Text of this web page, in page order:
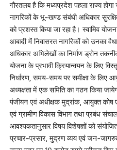
गौरतलब है कि मध्यप्रदेश पहला राज्य होगा
नागरिकों के भू-खण्ड संबंधी अधिकार
को प्रशस्त किया जा रहा है। स्वामिव
आबादी में निवासरत नागरिकों को उनका
अधिकार अभिलेखों का निर्माण ड्रोन
योजना के प्रभावी क्रियान्वयन के लिए
निर्धारण, समय-समय पर समीक्षा के
अध्यक्षता में एक समिति का गठन किया
पंजीयन एवं अधीक्षक मुद्रांक, आयुक्त
एवं ग्रामीण विकास विभाग तथा प्रबंध
आवश्यकतानुसार विषय विशेषज्ञों को
प्रचार-प्रसार, मुद्रण व्यय एवं जन-